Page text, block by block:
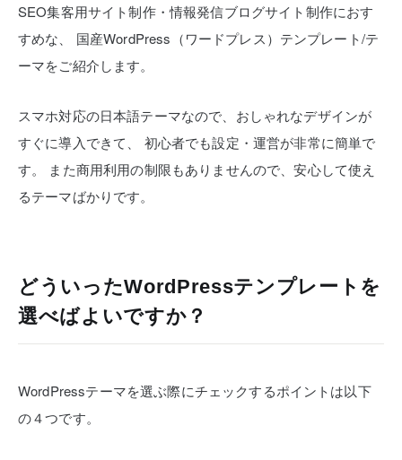
SEO集客用サイト制作・情報発信ブログサイト制作におす
すめな、
国産WordPress（ワードプレス）テンプレート/テ
ーマをご紹介します。
スマホ対応の日本語テーマなので、おしゃれなデザインが
すぐに導入できて、
初心者でも設定・運営が非常に簡単で
す。
また商用利用の制限もありませんので、安心して使え
るテーマばかりです。
どういったWordPressテンプレートを
選べばよいですか？
WordPressテーマを選ぶ際にチェックするポイントは以下
の４つです。